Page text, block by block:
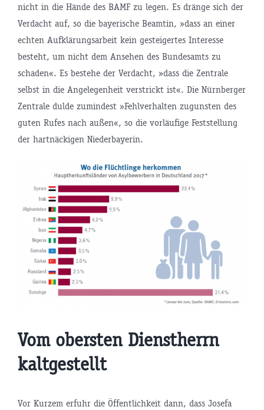
nicht in die Hände des BAMF zu legen. Es dränge sich der
Verdacht auf, so die bayerische Beamtin, »dass an einer
echten Aufklärungsarbeit kein gesteigertes Interesse
besteht, um nicht dem Ansehen des Bundesamts zu
schaden«. Es bestehe der Verdacht, »dass die Zentrale
selbst in die Angelegenheit verstrickt ist«. Die Nürnberger
Zentrale dulde zumindest »Fehlverhalten zugunsten des
guten Rufes nach außen«, so die vorläufige Feststellung
der hartnäckigen Niederbayerin.
Vom obersten Dienstherrn
kaltgestellt
Vor Kurzem erfuhr die Öffentlichkeit dann, dass Josefa